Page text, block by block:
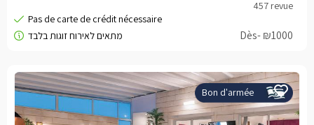
Dès- ₪1000
Bon d'armée